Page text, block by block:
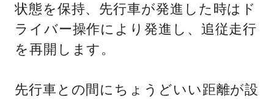
状態を保持、先行車が発進した時はド
ライバー操作により発進し、追従走行
を再開します。
先行車との間にちょうどいい距離が設